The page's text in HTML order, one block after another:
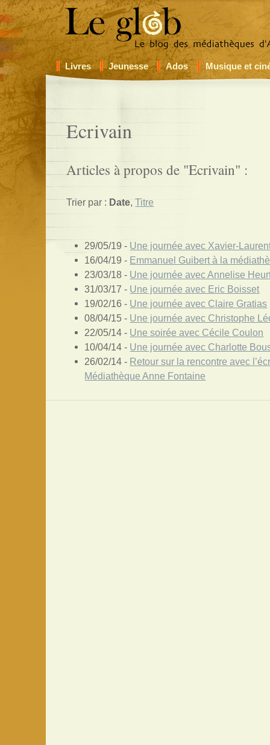
Livres Jeunesse Ados Musique et
Ecrivain
Articles à propos de "Ecrivain" :
Trier par : Date,Titre
29/05/19 - Une journée avec Xavier-
16/04/19 - Emmanuel Guibert à la
23/03/18 - Une journée avec Annelise
31/03/17 - Une journée avec Eric Boisset
19/02/16 - Une journée avec Claire Gratias
08/04/15 - Une journée avec Christophe
22/05/14 - Une soirée avec Cécile Coulon
10/04/14 - Une journée avec Charlotte
26/02/14 - Retour sur la rencontre avec
Médiathèque Anne Fontaine